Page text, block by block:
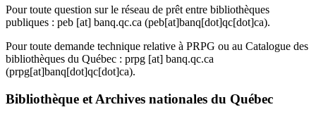
Pour toute question sur le réseau de prêt entre bibliothèques
publiques : peb [at] banq.qc.ca (peb[at]banq[dot]qc[dot]ca).
Pour toute demande technique relative à PRPG ou au Catalogue des
bibliothèques du Québec : prpg [at] banq.qc.ca
(prpg[at]banq[dot]qc[dot]ca).
Bibliothèque et Archives nationales du Québec